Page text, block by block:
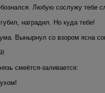
Любую сослужу тебе
наградил. Но куда тебе!
Вынырнул со взором ясна
смеётся-заливается: